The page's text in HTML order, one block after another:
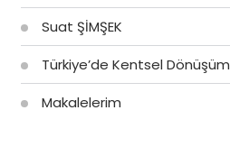
Suat ŞİMŞEK
Türkiye’de Kentsel
Makalelerim